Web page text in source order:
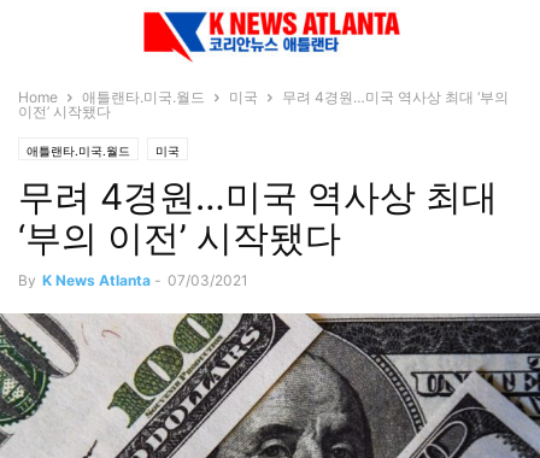
Home 애틀랜타.미국.월드 미국
무려 4경원…미국 역사상 최대 ‘부의
이전’ 시작됐다
애틀랜타.미국.월드 미국
무려 4경원…미국 역사상 최대
‘부의 이전’ 시작됐다
By K News Atlanta - 07/03/2021